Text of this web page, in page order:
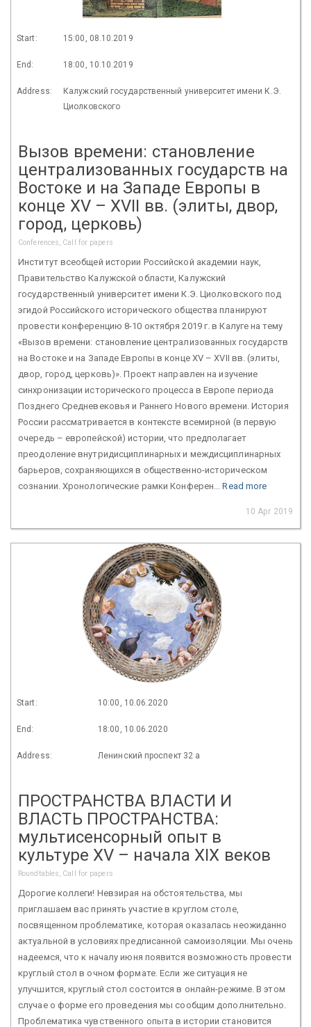
Start: 15:00, 08.10.2019
End: 18:00, 10.10.2019
Address:
Калужский государственный университет имени К.Э.
Циолковского
Вызов времени: становление
централизованных государств на
Востоке и на Западе Европы в
конце XV – XVII вв. (элиты, двор,
город, церковь)
Conferences, Call for papers
Институт всеобщей истории Российской академии наук,
Правительство Калужской области, Калужский
государственный университет имени К.Э. Циолковского под
эгидой Российского исторического общества планируют
провести конференцию 8-10 октября 2019 г. в Калуге на тему
«Вызов времени: становление централизованных государств
на Востоке и на Западе Европы в конце XV – XVII вв. (элиты,
двор, город, церковь)». Проект направлен на изучение
синхронизации исторического процесса в Европе периода
Позднего Средневековья и Раннего Нового времени. История
России рассматривается в контексте всемирной (в первую
очередь – европейской) истории, что предполагает
преодоление внутридисциплинарных и междисциплинарных
барьеров, сохраняющихся в общественно-историческом
сознании. Хронологические рамки Конферен...Read more
10 Apr 2019
Start: 10:00, 10.06.2020
End: 18:00, 10.06.2020
Address: Ленинский проспект 32 а
ПРОСТРАНСТВА ВЛАСТИ И
ВЛАСТЬ ПРОСТРАНСТВА:
мультисенсорный опыт в
культуре XV – начала XIX веков
Roundtables, Call for papers
Дорогие коллеги! Невзирая на обстоятельства, мы
приглашаем вас принять участие в круглом столе,
посвященном проблематике, которая оказалась неожиданно
актуальной в условиях предписанной самоизоляции. Мы очень
надеемся, что к началу июня появится возможность провести
круглый стол в очном формате. Если же ситуация не
улучшится, круглый стол состоится в онлайн-режиме. В этом
случае о форме его проведения мы сообщим дополнительно.
Проблематика чувственного опыта в истории становится